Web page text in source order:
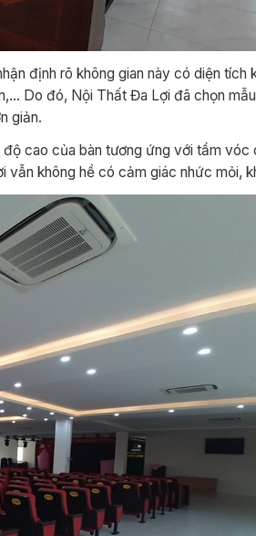
định rõ không gian này có diện tích
Do đó, Nội Thất Đa Lợi đã chọn
giản.
cao của bàn tương ứng với tầm vóc
vẫn không hề có cảm giác nhức mỏi,